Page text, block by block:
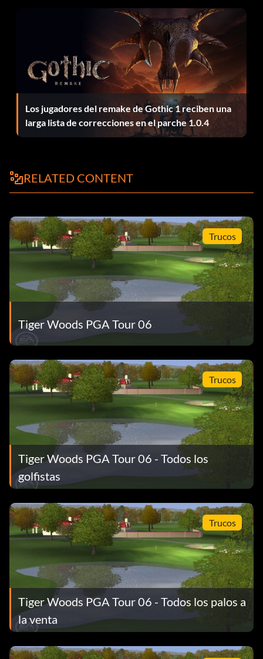
Los jugadores del remake de Gothic 1 reciben una
larga lista de correcciones en el parche 1.0.4
RELATED CONTENT
Trucos
Tiger Woods PGA Tour 06
Trucos
Tiger Woods PGA Tour 06 - Todos los
golfistas
Trucos
Tiger Woods PGA Tour 06 - Todos los palos a
la venta